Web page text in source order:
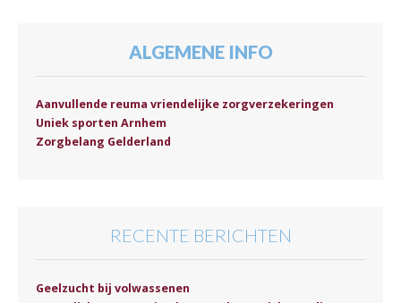
ALGEMENE INFO
Aanvullende reuma vriendelijke zorgverzekeringen
Uniek sporten Arnhem
Zorgbelang Gelderland
RECENTE BERICHTEN
Geelzucht bij volwassenen